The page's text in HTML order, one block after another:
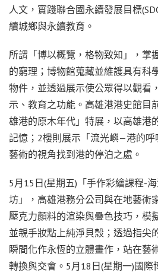
人文，實踐聯合國永續發展目標
續城鄉與永續教育。
所謂「博以概覽，格物致知」，掌
的窮理；博物館蒐藏並維護具有科
物件，並透過展示使公眾得以觀看
示、教育之功能。高雄港港史館目
雄港的原木年代」特展，以高雄港
記憶；2樓則展示「流光嶼—港的呼
藝術的視角找到港的停泊之處。
5月15日(星期五)「手作彩繪課程-
坊」，高雄港務分公司與在地藝術
壓克力顏料的渲染與疊色技巧，模
並親手妝點上純淨貝殼；透過指尖
瞬間化作永恆的立體畫作，站在藝
轉換與交會。5月18日(星期一)國際